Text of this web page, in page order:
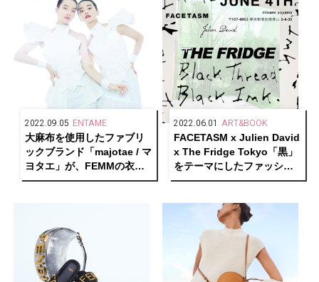
2022.09.05 ENTAME
大麻布を使用したファブリ
ックブランド「majotae / マ
ヨタエ」が、FEMMの衣装
とコラボレーション
2022.06.01 ART&BOOK
FACETASM x Julien David
x The Fridge Tokyo「黒」
をテーマにしたファッショ
ン×アートイベントが開催中